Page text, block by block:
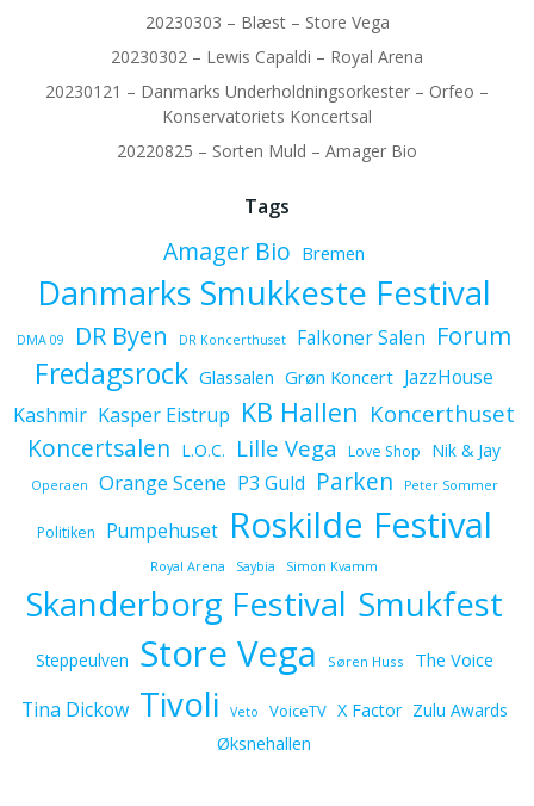
20230303 – Blæst – Store Vega
20230302 – Lewis Capaldi – Royal Arena
20230121 – Danmarks Underholdningsorkester – Orfeo –
Konservatoriets Koncertsal
20220825 – Sorten Muld – Amager Bio
Tags
Amager Bio Bremen
Danmarks Smukkeste Festival
DMA 09 DR Byen DR Koncerthuset Falkoner Salen Forum
Fredagsrock Glassalen Grøn Koncert JazzHouse
Kashmir Kasper Eistrup KB Hallen Koncerthuset
Koncertsalen L.O.C. Lille Vega Love Shop Nik & Jay
Operaen Orange Scene P3 Guld Parken Peter Sommer
Politiken Pumpehuset Roskilde Festival
Royal Arena Saybia Simon Kvamm
Skanderborg Festival Smukfest
Steppeulven Store Vega Søren Huss The Voice
Tina Dickow Tivoli Veto VoiceTV X Factor Zulu Awards
Øksnehallen